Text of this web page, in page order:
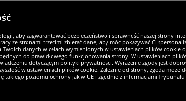
Jesteśmy wyjątkowi
aby zagwarantować bezpieczeństwo i sprawność naszej strony
ze stronami trzecimi zbierać dane, aby móc pokazywać Ci
danych w celach wymienionych w ustawieniach plików cookie
do prawidłowego funkcjonowania strony. W ustawieniach
dotyczącym polityki prywatności. Wyrażenie zgody jest
w ustawieniach plików cookie. Zależnie od strony, zgoda
takiego poziomu ochrony jak w UE i zgodnie z informacjami